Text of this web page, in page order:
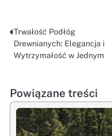
Nawigacja
wpisu
Trwałość Podłóg
Drewnianych: Elegancja i
Wytrzymałość w Jednym
Powiązane treści